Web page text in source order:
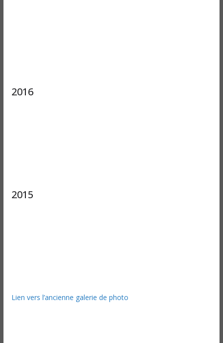
2016
2015
Lien vers l’ancienne galerie de photo